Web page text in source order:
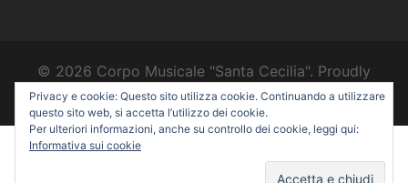
© 2026 Corpo Musicale "Santa Cecilia". Proudly
powered bySydney
Privacy e cookie: Questo sito utilizza cookie. Continuando a utilizzare
questo sito web, si accetta l’utilizzo dei cookie.
Per ulteriori informazioni, anche su controllo dei cookie, leggi qui:
Informativa sui cookie